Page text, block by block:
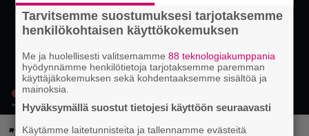
Tarvitsemme suostumuksesi tarjotaksemme
henkilökohtaisen käyttökokemuksen
Me ja huolellisesti valitsemamme88 teknologiakumppania
hyödynnämme henkilötietoja tarjotaksemme paremman
käyttäjäkokemuksen sekä kohdentaaksemme sisältöä ja
mainoksia.
Hyväksymällä suostut tietojesi käyttöön seuraavasti
Käytämme laitetunnisteita ja tallennamme evästeitä